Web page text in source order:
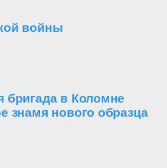
войны
бригада в Коломне
знамя нового образца